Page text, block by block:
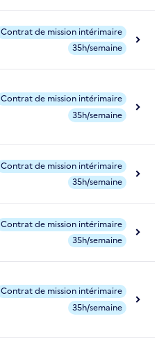
Contrat de mission intérimaire
35h/semaine
Contrat de mission intérimaire
35h/semaine
Contrat de mission intérimaire
35h/semaine
Contrat de mission intérimaire
35h/semaine
Contrat de mission intérimaire
35h/semaine